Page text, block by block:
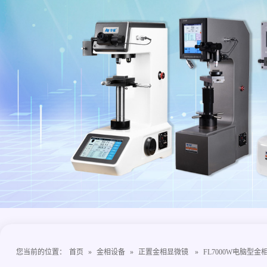
您当前的位置： 首页 » 金相设备 » 正置金相显微镜 » FL7000W电脑型金